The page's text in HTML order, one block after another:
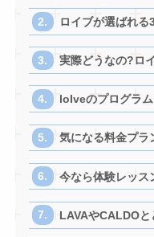
ロイブが選ばれる
実際どうなの?ロ
loIveのプログラ
気になる料金プラ
今なら体験レッス
LAVAやCALDO